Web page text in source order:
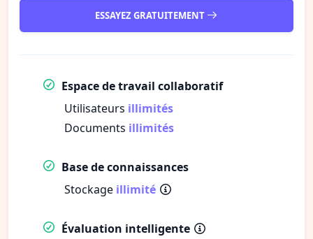
ESSAYEZ GRATUITEMENT
Espace de travail collaboratif
Utilisateurs illimités
Documents illimités
Base de connaissances
Stockage illimité
Évaluation intelligente